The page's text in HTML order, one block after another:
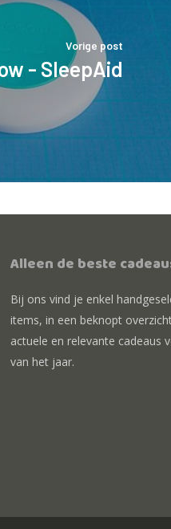
Vorige post
- SleepAid
Alleen de beste
Bij ons vind je enkel
items, in een beknopt
actuele en relevante cadeaus
van het jaar.